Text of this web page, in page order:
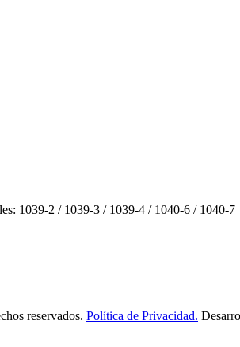
1039-2 / 1039-3 / 1039-4 / 1040-6 / 1040-7
reservados. Política de Privacidad.